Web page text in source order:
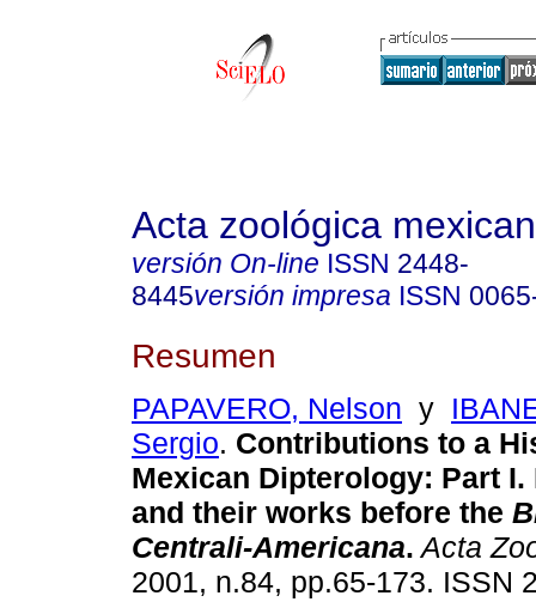
Acta zoológica
versión On-line ISSN 2448-
8445versión impresa ISSN
Resumen
PAPAVERO, Nelson y
Sergio. Contributions to a
Mexican Dipterology: Part
and their works before the
Centrali-Americana. Acta
2001, n.84, pp.65-173. ISSN